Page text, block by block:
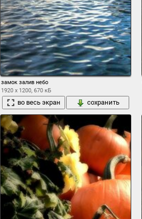
замок залив небо
1920 x 1200, 670 кБ
во весь экран сохранить